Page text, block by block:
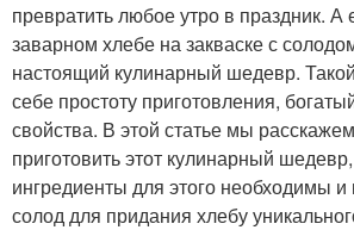
превратить любое утро в праздник. А
заварном хлебе на закваске с
настоящий кулинарный шедевр.
себе простоту приготовления,
свойства. В этой статье мы
приготовить этот кулинарный
ингредиенты для этого необходимы и
солод для придания хлебу